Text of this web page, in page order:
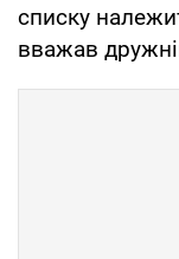
списку
вважав